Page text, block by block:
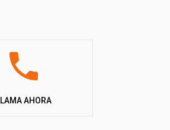
AHORA